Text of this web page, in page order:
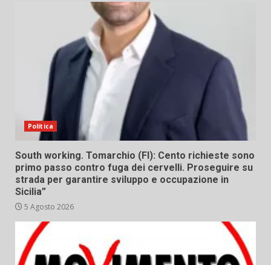
Politica
South working. Tomarchio (FI): Cento richieste sono
primo passo contro fuga dei cervelli. Proseguire su
strada per garantire sviluppo e occupazione in
Sicilia”
5 Agosto 2026